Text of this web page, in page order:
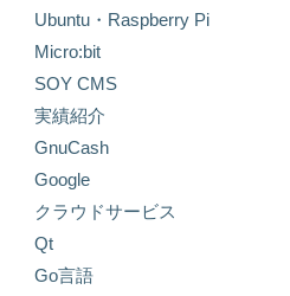
Ubuntu・Raspberry Pi
Micro:bit
SOY CMS
実績紹介
GnuCash
Google
クラウドサービス
Qt
Go言語